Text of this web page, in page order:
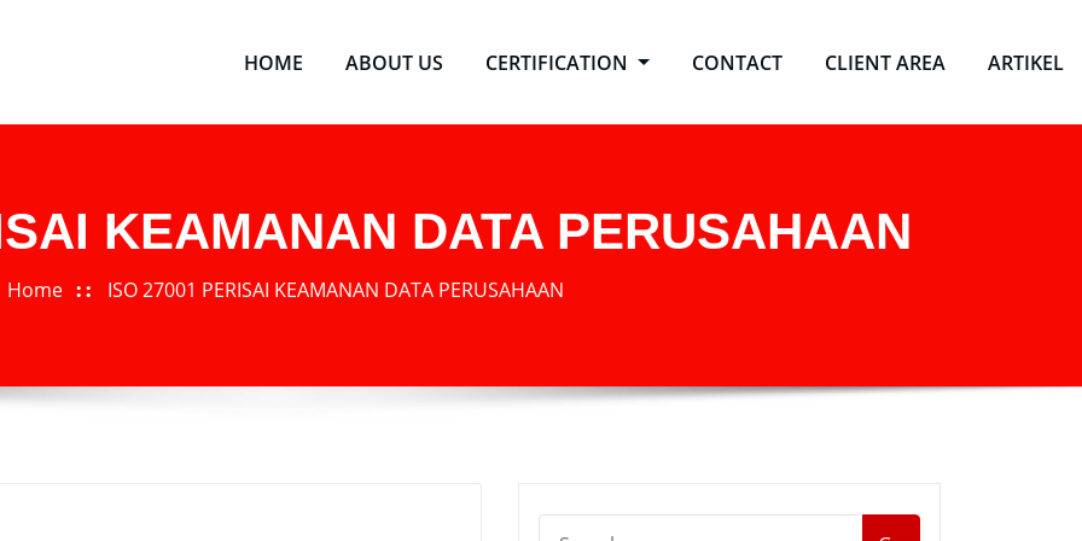
HOME ABOUT US CERTIFICATION CONTACT CLIENT AREA ARTIKEL
KEAMANAN DATA PERUSAHAAN
Home ISO 27001 PERISAI KEAMANAN DATA PERUSAHAAN